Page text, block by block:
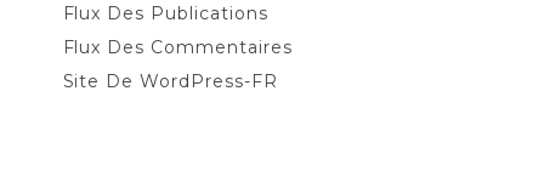
Flux Des Publications
Flux Des Commentaires
Site De WordPress-FR